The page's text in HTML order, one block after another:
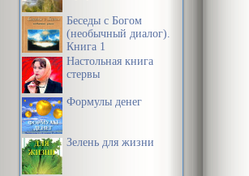
Беседы с Богом
(необычный диалог).
Книга 1
Настольная книга
стервы
Формулы денег
Зелень для жизни